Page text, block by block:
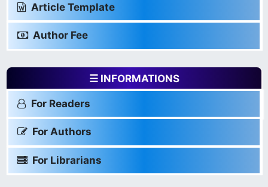
Article Template
Author Fee
☰ INFORMATIONS
For Readers
For Authors
For Librarians